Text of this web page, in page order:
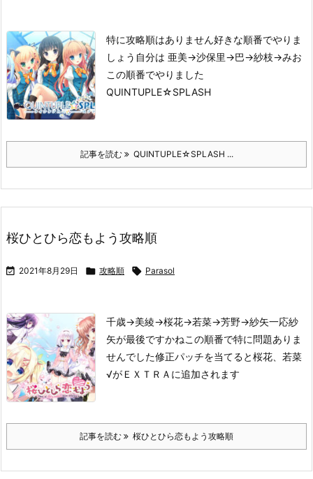
特に攻略順はありません好きな順番でやりま
しょう 自分は 亜美→沙保里→巴→紗枝→みお
この順番でやりました
QUINTUPLE☆SPLASH
記事を読む QUINTUPLE☆SPLASH ...
桜ひとひら恋もよう攻略順
 2021年8月29日  攻略順  Parasol
千歳→美綾→桜花→若菜→芳野→紗矢一応紗
矢が最後ですかねこの順番で特に問題ありま
せんでした修正パッチを当てると桜花、若菜
√がＥＸＴＲＡに追加されます
記事を読む 桜ひとひら恋もよう攻略順